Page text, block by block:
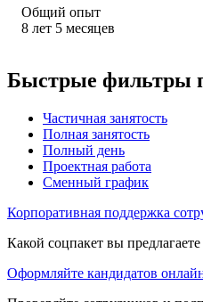
Общий опыт
8 лет 5 месяцев
Быстрые фильтры
Частичная занятость
Полная занятость
Полный день
Проектная работа
Сменный график
Корпоративная поддержка
Какой соцпакет вы
Оформляйте кандидатов